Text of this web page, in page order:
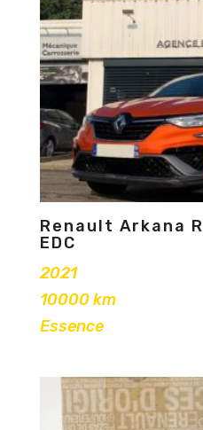
Renault Arkana
EDC
2021
10000 km
Essence